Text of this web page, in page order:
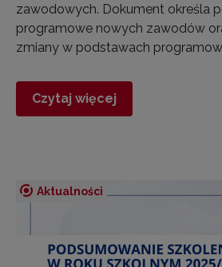
zawodowych. Dokument określa
programowe nowych zawodów
zmiany w podstawach
Czytaj więcej
Aktualności